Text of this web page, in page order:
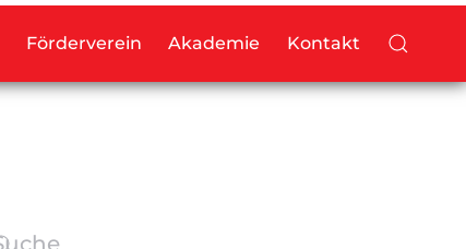
Förderverein Akademie Kontakt